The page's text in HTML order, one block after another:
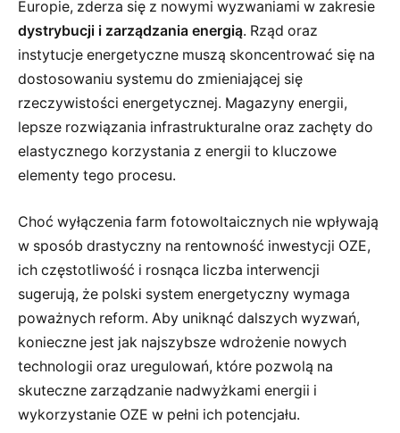
Europie, zderza się z nowymi wyzwaniami w zakresie
dystrybucji i zarządzania energią. Rząd oraz
instytucje energetyczne muszą skoncentrować się na
dostosowaniu systemu do zmieniającej się
rzeczywistości energetycznej. Magazyny energii,
lepsze rozwiązania infrastrukturalne oraz zachęty do
elastycznego korzystania z energii to kluczowe
elementy tego procesu.
Choć wyłączenia farm fotowoltaicznych nie wpływają
w sposób drastyczny na rentowność inwestycji OZE,
ich częstotliwość i rosnąca liczba interwencji
sugerują, że polski system energetyczny wymaga
poważnych reform. Aby uniknąć dalszych wyzwań,
konieczne jest jak najszybsze wdrożenie nowych
technologii oraz uregulowań, które pozwolą na
skuteczne zarządzanie nadwyżkami energii i
wykorzystanie OZE w pełni ich potencjału.